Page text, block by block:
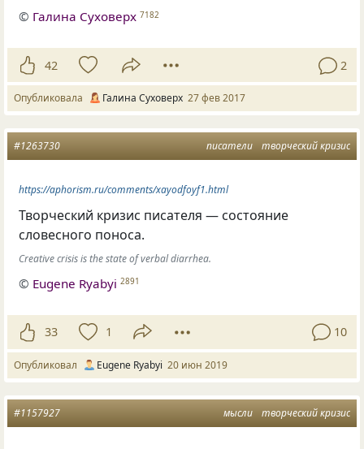
© Галина Суховерх 7182
42 2
Опубликовала Галина Суховерх 27 фев 2017
писатели творческий кризис
#1263730
https://aphorism.ru/comments/xayodfoyf1.html
Творческий кризис писателя — состояние
словесного поноса.
Creative crisis is the state of verbal diarrhea.
© Eugene Ryabyi 2891
33 1 10
Опубликовал Eugene Ryabyi 20 июн 2019
мысли творческий кризис
#1157927